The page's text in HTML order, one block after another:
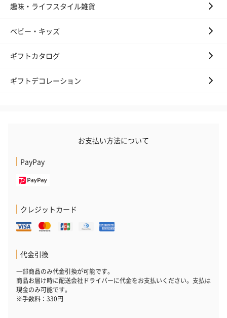
趣味・ライフスタイル雑貨
ベビー・キッズ
ギフトカタログ
ギフトデコレーション
お支払い方法について
PayPay
クレジットカード
代金引換
一部商品のみ代金引換が可能です。
商品お届け時に配送会社ドライバーに代金をお支払いください。支払は
現金のみ可能です。
※手数料：330円